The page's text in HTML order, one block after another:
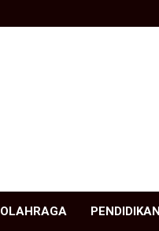
OLAHRAGA PENDIDIKAN